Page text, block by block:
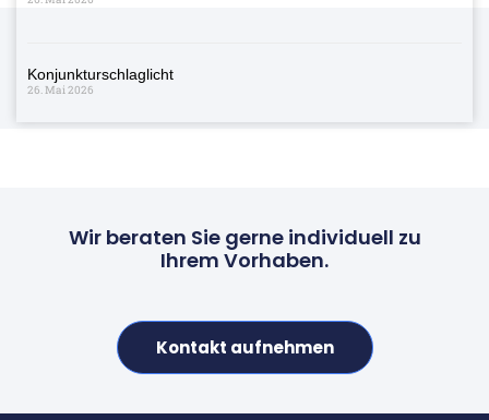
Konjunkturschlaglicht
26. Mai 2026
Wir beraten Sie gerne individuell zu
Ihrem Vorhaben.
Kontakt aufnehmen